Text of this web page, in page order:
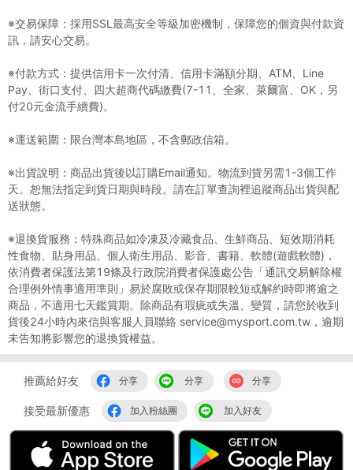
※交易保障：採用SSL最高安全等級加密機制，保障您的個資與付款資
訊，請安心交易。
※付款方式：提供信用卡一次付清、信用卡滿額分期、ATM、Line
Pay、街口支付、四大超商代碼繳費(7-11、全家、萊爾富、OK，另
付20元金流手續費)。
※運送範圍：限台灣本島地區，不含郵政信箱。
※出貨說明：商品出貨後以訂購Email通知。物流到貨另需1-3個工作
天。恕無法指定到貨日期與時段。請在訂單查詢裡追蹤商品出貨與配
送狀態。
※退換貨服務：特殊商品如冷凍及冷藏食品、生鮮商品、短效期消耗
性食物、貼身用品、個人衛生用品、影音、書籍、軟體(遊戲軟體)，
依消費者保護法第19條及行政院消費者保護處公告「通訊交易解除權
合理例外情事適用準則」易於腐敗或保存期限較短或解約時即將逾之
商品，不適用七天鑑賞期。除商品有瑕疵或失溫、變質，請您於收到
貨後24小時內來信與客服人員聯絡 service@mysport.com.tw，逾期
未告知將影響您的退換貨權益。
推薦給好友 分享 分享 分享
接受最新優惠 加入粉絲團 加入好友